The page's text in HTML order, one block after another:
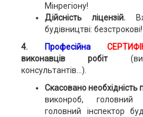
Мінрегіону!
Дійсність ліцензій.
будівництві: безстрокові!
4.
Професійна
виконавців робіт
консультантів...).
Скасовано необхідність
виконроб, головний
головний інспектор